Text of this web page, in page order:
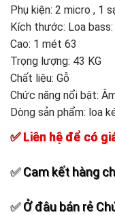
Phụ kiện: 2 micro , 1
Kích thước: Loa
Cao: 1 mét 63
Trọng lượng: 43 KG
Chất liệu: Gỗ
Chức năng nổi bật:
Dòng sản phẩm: loa
✅ Liên hệ để có
✅ Cam kết hàng
✅ Ở đâu bán rẻ